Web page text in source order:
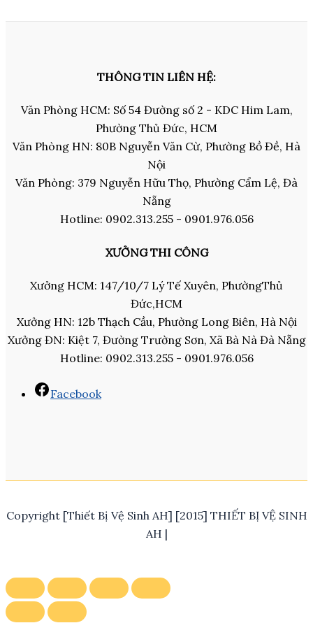
THÔNG TIN LIÊN HỆ:
Văn Phòng HCM: Số 54 Đường số 2 - KDC Him Lam,
Phường Thủ Đức, HCM
Văn Phòng HN: 80B Nguyễn Văn Cừ, Phường Bồ Đề, Hà
Nội
Văn Phòng: 379 Nguyễn Hữu Thọ, Phường Cẩm Lệ, Đà
Nẵng
Hotline: 0902.313.255 - 0901.976.056
XƯỞNG THI CÔNG
Xưởng HCM: 147/10/7 Lý Tế Xuyên, PhườngThủ
Đức,HCM
Xưởng HN: 12b Thạch Cầu, Phường Long Biên, Hà Nội
Xưởng ĐN: Kiệt 7, Đường Trường Sơn, Xã Bà Nà Đà Nẵng
Hotline: 0902.313.255 - 0901.976.056
Facebook
Copyright [Thiết Bị Vệ Sinh AH] [2015] THIẾT BỊ VỆ SINH
AH |